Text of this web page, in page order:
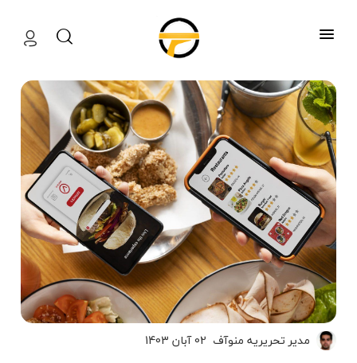
مدیر تحریریه منوآف 02 آبان 1403